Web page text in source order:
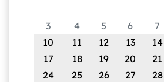
3
4 5 6 7
10
11 12 13 14
17
18 19 20 21
24
25 26 27 28